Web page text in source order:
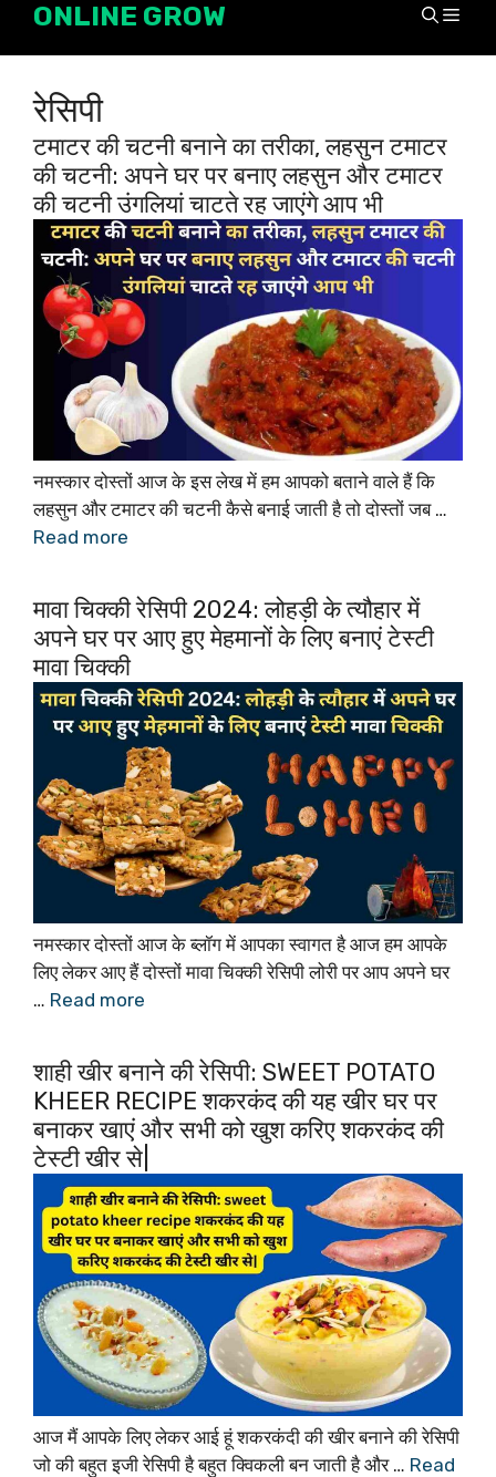
SkipONLINE GROW
रेसिपी
टमाटर की चटनी बनाने का तरीका, लहसुन टमाटर
की चटनी: अपने घर पर बनाए लहसुन और टमाटर
की चटनी उंगलियां चाटते रह जाएंगे आप भी
नमस्कार दोस्तों आज के इस लेख में हम आपको बताने वाले हैं कि
लहसुन और टमाटर की चटनी कैसे बनाई जाती है तो दोस्तों जब …
Read more
मावा चिक्की रेसिपी 2024: लोहड़ी के त्यौहार में
अपने घर पर आए हुए मेहमानों के लिए बनाएं टेस्टी
मावा चिक्की
नमस्कार दोस्तों आज के ब्लॉग में आपका स्वागत है आज हम आपके
लिए लेकर आए हैं दोस्तों मावा चिक्की रेसिपी लोरी पर आप अपने घर
… Read more
शाही खीर बनाने की रेसिपी: SWEET POTATO
KHEER RECIPE शकरकंद की यह खीर घर पर
बनाकर खाएं और सभी को खुश करिए शकरकंद की
टेस्टी खीर से|
आज मैं आपके लिए लेकर आई हूं शकरकंदी की खीर बनाने की रेसिपी
जो की बहुत इजी रेसिपी है बहुत क्विकली बन जाती है और … Read